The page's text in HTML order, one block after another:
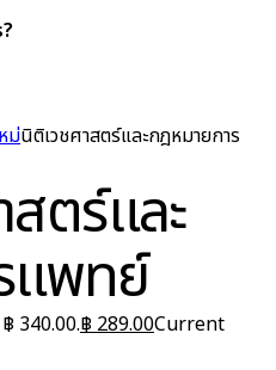
ม่นิติเวชศาสตร์และกฎหมายการ
ตร์และ
แพทย์
340.00.฿ 289.00Current